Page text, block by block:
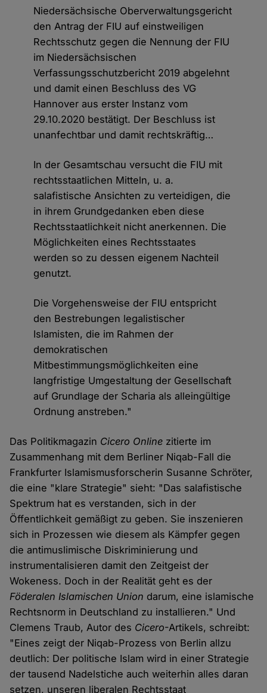
Niedersächsische Oberverwaltungsgericht
den Antrag der FIU auf einstweiligen
Rechtsschutz gegen die Nennung der FIU
im Niedersächsischen
Verfassungsschutzbericht 2019 abgelehnt
und damit einen Beschluss des VG
Hannover aus erster Instanz vom
29.10.2020 bestätigt. Der Beschluss ist
unanfechtbar und damit rechtskräftig…
In der Gesamtschau versucht die FIU mit
rechtsstaatlichen Mitteln, u. a.
salafistische Ansichten zu verteidigen, die
in ihrem Grundgedanken eben diese
Rechtsstaatlichkeit nicht anerkennen. Die
Möglichkeiten eines Rechtsstaates
werden so zu dessen eigenem Nachteil
genutzt.
Die Vorgehensweise der FIU entspricht
den Bestrebungen legalistischer
Islamisten, die im Rahmen der
demokratischen
Mitbestimmungsmöglichkeiten eine
langfristige Umgestaltung der Gesellschaft
auf Grundlage der Scharia als alleingültige
Ordnung anstreben."
Das Politikmagazin Cicero Online zitierte im
Zusammenhang mit dem Berliner Niqab-Fall die
Frankfurter Islamismusforscherin Susanne Schröter,
die eine "klare Strategie" sieht: "Das salafistische
Spektrum hat es verstanden, sich in der
Öffentlichkeit gemäßigt zu geben. Sie inszenieren
sich in Prozessen wie diesem als Kämpfer gegen
die antimuslimische Diskriminierung und
instrumentalisieren damit den Zeitgeist der
Wokeness. Doch in der Realität geht es der
Föderalen Islamischen Union darum, eine islamische
Rechtsnorm in Deutschland zu installieren." Und
Clemens Traub, Autor des Cicero-Artikels, schreibt:
"Eines zeigt der Niqab-Prozess von Berlin allzu
deutlich: Der politische Islam wird in einer Strategie
der tausend Nadelstiche auch weiterhin alles daran
setzen, unseren liberalen Rechtsstaat